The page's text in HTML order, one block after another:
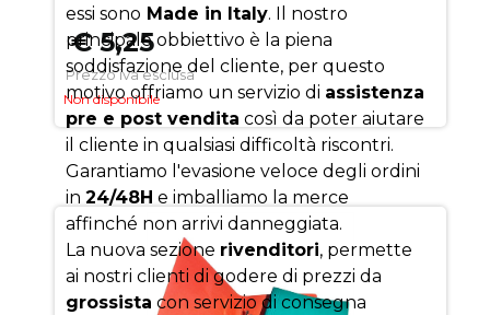
€ 5,25
Prezzo iva esclusa
Non disponibile
essi sono Made in Italy. Il nostro
principale obbiettivo è la piena
soddisfazione del cliente, per questo
motivo offriamo un servizio di assistenza
pre e post vendita così da poter aiutare
il cliente in qualsiasi difficoltà riscontri.
Garantiamo l'evasione veloce degli ordini
in 24/48H e imballiamo la merce
affinché non arrivi danneggiata.
La nuova sezione rivenditori, permette
ai nostri clienti di godere di prezzi da
grossista con servizio di consegna